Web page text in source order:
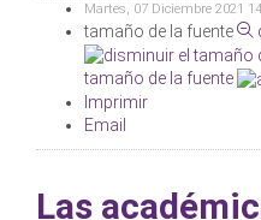
Martes, 07 Diciembre 2021
tamaño de la fuente
tamaño de la fuente
Imprimir
Email
Las